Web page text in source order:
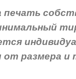
печать
от размера